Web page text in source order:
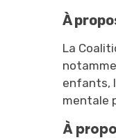
À
La
enfants,
mentale
À